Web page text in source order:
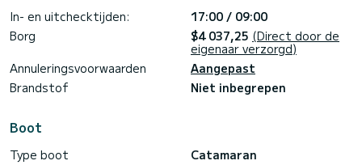
Wij nodigen u uit om rechtstreeks via het platform een
offerte aan te vragen, wij zullen u dan onze beste
In- en uitchecktijden:
17:00 / 09:00
Borg
$4 037,25 (Direct door de
eigenaar verzorgd)
Annuleringsvoorwaarden
Aangepast
Brandstof
Niet inbegrepen
Boot
Type boot
Catamaran